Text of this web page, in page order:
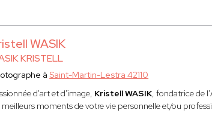
WASIK
KRISTELL
àSaint-Martin-Lestra 42110
d'art et d'image, Kristell WASIK, fondatrice de
meilleurs moments de votre vie personnelle et/ou